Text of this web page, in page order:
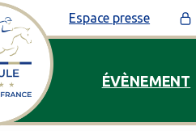
Espace presse
ÉVÈNEMENT